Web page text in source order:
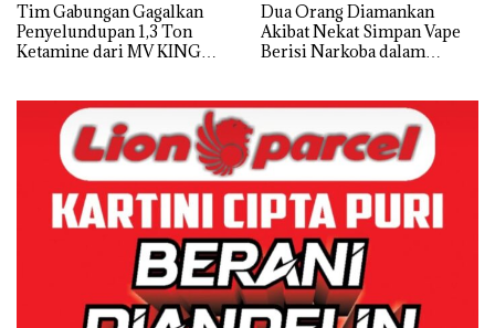
Tim Gabungan Gagalkan
Penyelundupan 1,3 Ton
Ketamine dari MV KING
Dua Orang Diamankan
Akibat Nekat Simpan Vape
Berisi Narkoba dalam